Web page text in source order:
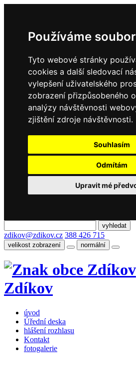
Používáme
Tyto webové stránky
cookies a další sledovací
vylepšení uživatelského
zobrazení přizpůsobeného
analýzy návštěvnosti
zjištění zdroje návštěvnosti.
Souhlasím
Odmítám
Upravit mé
zdikov@zdikov.cz 388 426 715
velikost zobrazení normální
Zdíkov
úvod
Úřední deska
hlášení rozhlasu
Kontakt
fotogalerie